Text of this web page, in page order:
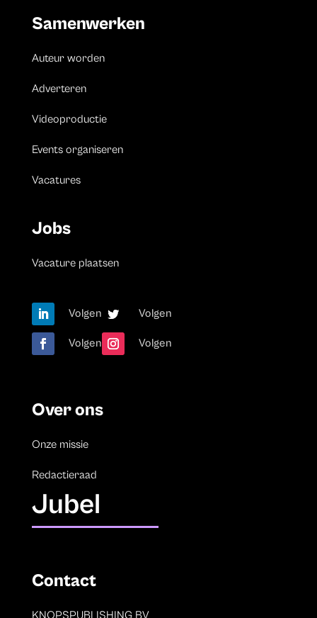
Samenwerken
Auteur worden
Adverteren
Videoproductie
Events organiseren
Vacatures
Jobs
Vacature plaatsen
Volgen Volgen
Volgen Volgen
Over ons
Onze missie
Redactieraad
Jubel
Contact
KNOPSPUBLISHING BV